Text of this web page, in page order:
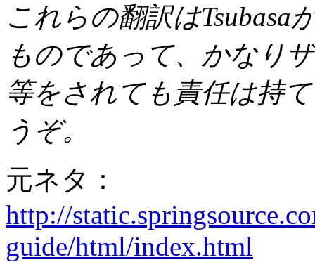
これらの翻訳はTsubasa
ものであって、かなり
等をされても責任は持
うぞ。
元ネタ：
http://
guide/html/index.html